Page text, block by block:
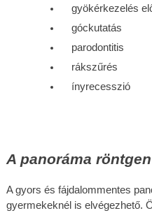
gyökérkezelés
góckutatás
parodontitis
rákszűrés
ínyrecesszió
A panoráma
A gyors és fájdalommentes
gyermekeknél is elvégezhető.